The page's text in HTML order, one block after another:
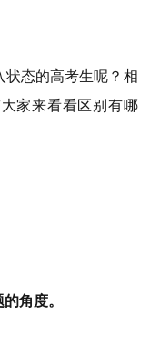
状态的高考生呢？相
家来看看区别有哪
角度。